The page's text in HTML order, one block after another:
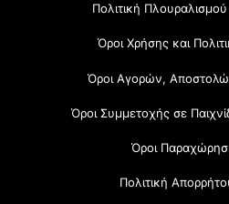
Πολιτική
Όροι Χρήσης και
Όροι Αγορών,
Όροι Συμμετοχής σε
Όροι
Πολιτική